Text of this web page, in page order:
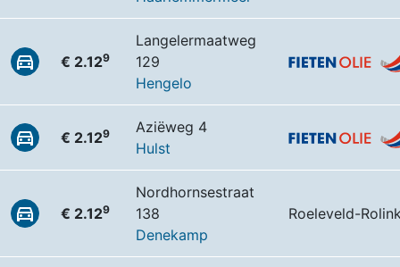
€ 2.129
Langelermaatweg
129
Hengelo
€ 2.129
Aziëweg 4
Hulst
€ 2.129
Nordhornsestraat
138
Denekamp
Roeleveld-